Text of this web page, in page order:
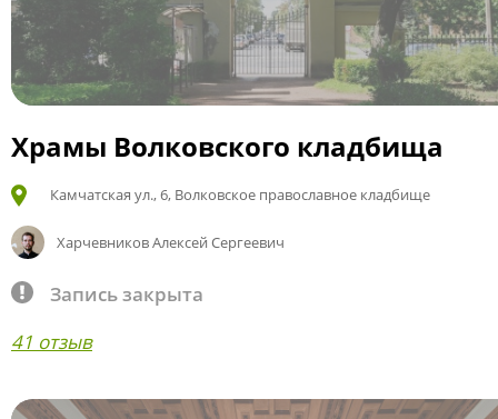
Храмы Волковского кладбища
Камчатская ул., 6, Волковское православное кладбище
Харчевников Алексей Сергеевич
Запись закрыта
41 отзыв